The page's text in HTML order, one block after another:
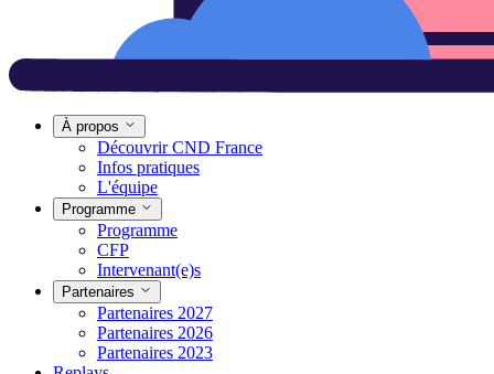
À propos
Découvrir CND France
Infos pratiques
L'équipe
Programme
Programme
CFP
Intervenant(e)s
Partenaires
Partenaires 2027
Partenaires 2026
Partenaires 2023